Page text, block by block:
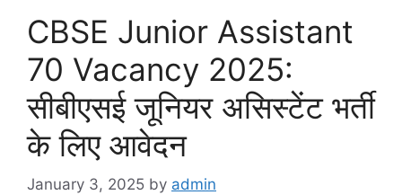
CBSE Junior Assistant
70 Vacancy 2025:
सीबीएसई जूनियर असिस्टेंट भर्ती
के लिए आवेदन
January 3, 2025 by admin